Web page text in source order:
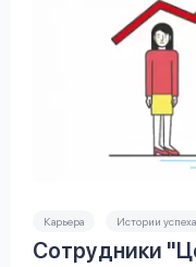
Карьера Истории успеха
Сотрудники